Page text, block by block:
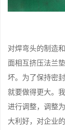
对焊弯头的制造
面相互挤压法兰
坏。为了保持密
就要做得更大。
进行调整，调整
大利好，对企业